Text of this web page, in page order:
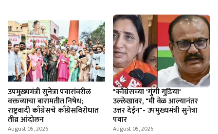
उपमुख्यमंत्री सुनेत्रा पवारांवरील
वक्तव्याचा बारामतीत निषेध;
राष्ट्रवादी काँग्रेसचे काँग्रेसविरोधात
तीव्र आंदोलन
August 05, 2026
"काँग्रेसच्या 'गुंगी गुडिया'
उल्लेखावर, "मी वेळ आल्यानंतर
उत्तर देईन"- उपमुख्यमंत्री सुनेत्रा
पवार
August 05, 2026